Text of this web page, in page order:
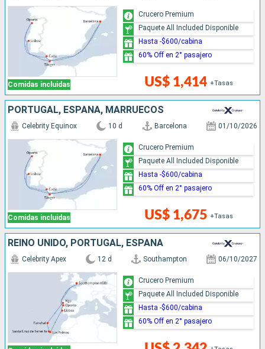
Comidas incluidas US$ 1,414 +Tasas
Crucero Premium
Paquete All Included Disponible
Hasta -$600/cabina
60% Off en 2° pasajero
PORTUGAL, ESPAÑA, MARRUECOS
Comidas incluidas
Celebrity Equinox 10 d Barcelona 01/10/2026
US$ 1,675 +Tasas
Crucero Premium
Paquete All Included Disponible
Hasta -$600/cabina
60% Off en 2° pasajero
REINO UNIDO, PORTUGAL, ESPAÑA
Celebrity Apex 12 d Southampton 06/10/2027
Crucero Premium
Paquete All Included Disponible
Hasta -$600/cabina
60% Off en 2° pasajero